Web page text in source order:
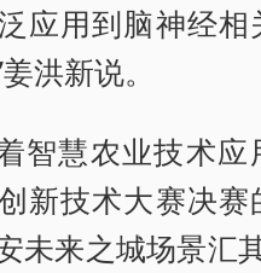
应用到脑神经相
洪新说。
智慧农业技术应
新技术大赛决赛
未来之城场景汇